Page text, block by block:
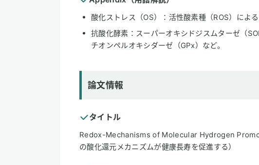
酸化ストレス（OS）：活性酸素種（ROS）による
抗酸化酵素：スーパーオキシドジスムターゼ（
チオンペルオキシダーゼ（GPx）など。
論文情報
タイトル
Redox-Mechanisms of Molecular Hydrogen
の酸化還元メカニズムが健康長寿を促進する）